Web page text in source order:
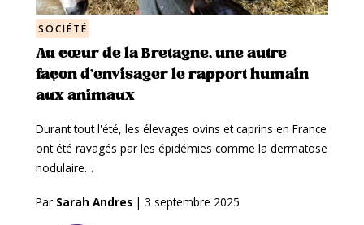
SOCIÉTÉ
Au cœur de la Bretagne, une autre
façon d’envisager le rapport humain
aux animaux
Durant tout l'été, les élevages ovins et caprins en France
ont été ravagés par les épidémies comme la dermatose
nodulaire…
Par Sarah Andres | 3 septembre 2025